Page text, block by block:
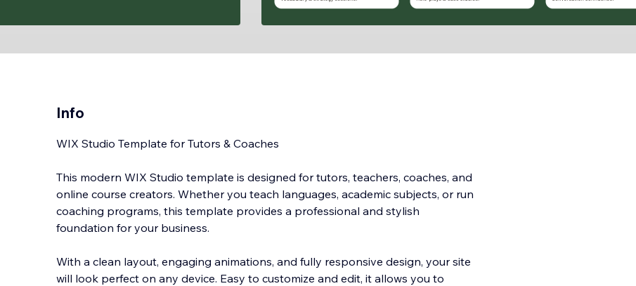
Info
WIX Studio Template for Tutors & Coaches
This modern WIX Studio template is designed for tutors, teachers, coaches, and
online course creators. Whether you teach languages, academic subjects, or run
coaching programs, this template provides a professional and stylish
foundation for your business.
With a clean layout, engaging animations, and fully responsive design, your site
will look perfect on any device. Easy to customize and edit, it allows you to